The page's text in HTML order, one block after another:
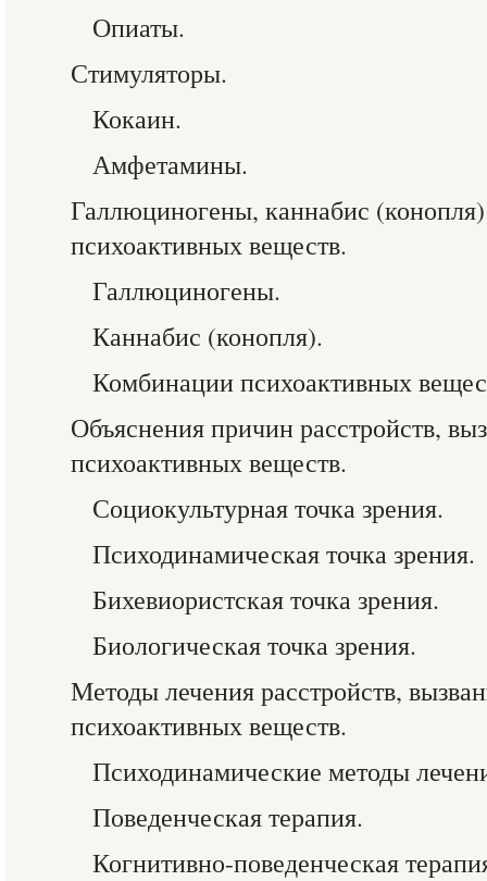
Опиаты.
Стимуляторы.
Кокаин.
Амфетамины.
Галлюциногены, каннабис
психоактивных веществ.
Галлюциногены.
Каннабис (конопля).
Комбинации психоактивных
Объяснения причин расстройств,
психоактивных веществ.
Социокультурная точка зрения.
Психодинамическая точка зрения.
Бихевиористская точка зрения.
Биологическая точка зрения.
Методы лечения расстройств,
психоактивных веществ.
Психодинамические методы
Поведенческая терапия.
Когнитивно-поведенческая